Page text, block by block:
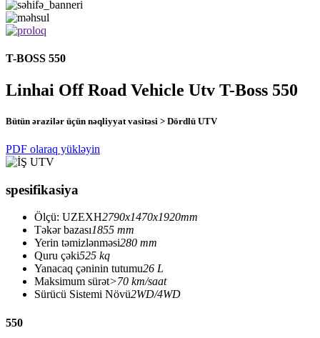
T-BOSS 550
Linhai Off Road Vehicle Utv T-Boss 550
Bütün ərazilər üçün nəqliyyat vasitəsi > Dördlü UTV
PDF olaraq yükləyin
spesifikasiya
Ölçü: UZEXH2790x1470x1920mm
Təkər bazası1855 mm
Yerin təmizlənməsi280 mm
Quru çəki525 kq
Yanacaq çəninin tutumu26 L
Maksimum sürət>70 km/saat
Sürücü Sistemi Növü2WD/4WD
550